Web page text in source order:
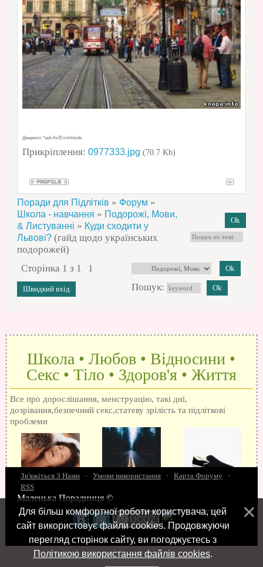
Джерело: *ask.fm/ErrorInside
Прикріплення: 0977333.jpg (70.7 Kb)
Поради для Підлітків » Форум »
Школа - навчання » Подорожі, Мови,
& Листуванні » Куди сходити у
Львові? (гайд щодо українських
подорожей)
Сторінка 1 з 1
1
Пошук:
Школа • Любов • Відносини •
Секс • Тіло • Здоров'я • Життя
Все про дорослішання, менструацію, такі дні,
дозрівання,безпечний секс,статеву зрілість та підліткові
проблеми
15 запитань про секс Як досягти оргазм
поцілунки Позбуваємось синців завагітніти після першого разу Хлопець хоче сексу
робити мінєт"Люблю" і "кохаю" різниця Про перший секс Займатися сексом
Зв'яжіться З Нами · Умови використання · Карта Форуму
·
RSS
Маленька Порадниця ©
Для більш комфортної роботи користувача, цей
сайт використовує файли cookies. Продовжуючи
перегляд сторінок сайту, ви погоджуєтесь з
Політикою використання файлів cookies.